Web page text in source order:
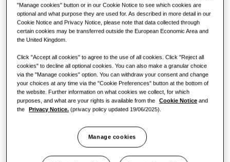
One Samsung
"Manage cookies" button or in our Cookie Notice to see which cookies are
optional and what purpose they are used for. As described in more detail in our
Cookie Notice and Privacy Notice, please note that data collected through
certain cookies may be transferred outside the European Economic Area and
the United Kingdom.
Click "Accept all cookies" to agree to the use of all cookies. Click "Reject all
cookies" to decline all optional cookies. You can also make a granular choice
via the "Manage cookies" option. You can withdraw your consent and change
your choices at any time via the "Cookie Preferences" button at the bottom of
the website. Further information on what cookies we collect, for which
purposes, and what are your rights is available from the
Cookie Notice and
the
Privacy Notice. (privacy policy updated 19/06/2025).
Manage cookies